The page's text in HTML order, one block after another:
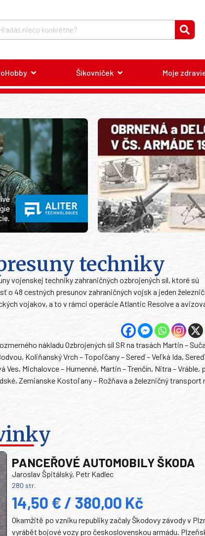
Šikovníček Moje
techniky
vojenskej techniky zahraničných ozbrojených síl, ktoré sú
o 48 cestných presunov zahraničných vojsk a jeden
vojakov, a to v rámci operácie Atlantic Resolve a
nákladu Ozbrojených síl SR na trasách Martin –
Koliňanský Vrch – Topoľčany – Sereď – Veľká Ida,
Michalovce – Humenné, Martin – Trenčín, Nitra – Vráble,
Zemianske Kostoľany – Rožňava a železničný transport
PANCEŘOVÉ AUTOMOBILY ŠKODA
Jaroslav Špitálský, Petr Kadlec
280 str.
14,50 € / 380,00 Kč
Okamžitě po vzniku republiky začaly Škodovy závody v
vyrábět bojové vozy pro československou armádu.